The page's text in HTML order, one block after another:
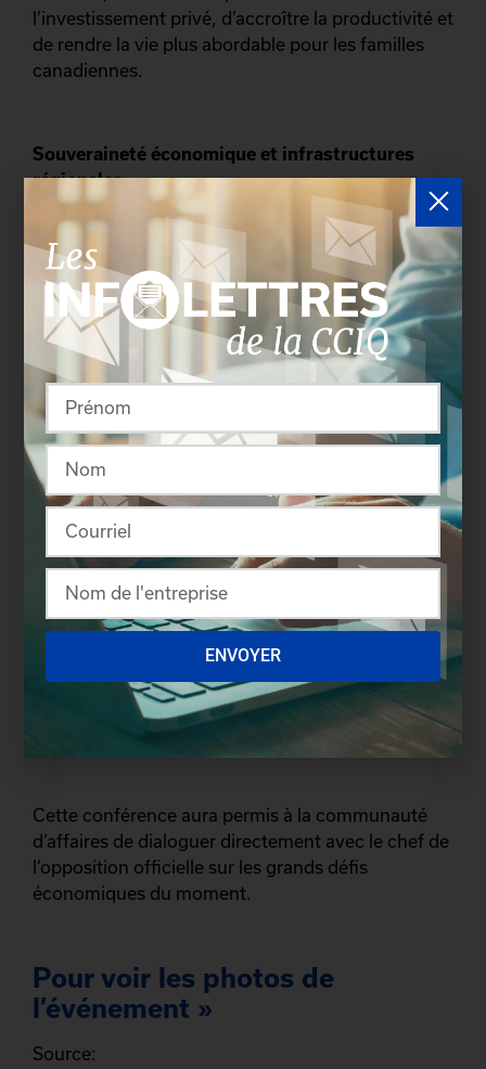
l’investissement privé, d’accroître la productivité et
de rendre la vie plus abordable pour les familles
canadiennes.
Souveraineté économique et infrastructures
régionales
Le chef de l’opposition officielle a insisté sur la
nécessité de renforcer la souveraineté
économique du pays.
Il a notamment exprimé son appui à :
au Port de Québec, essentiel pour diversifier
les exportations ;
le développement de l’industrie de la
défense, en valorisant le contenu local et les
retombées régionales, notamment au
d’expertise comme l’INO et le secteur de
l’optique-photonique, qui contribuent à
l’innovation et à la compétitivité dans ce
domaine stratégique ;
des investissements accrus dans les
international de Québec, qui jouent un rôle
clé dans la connectivité et le développement
Cette conférence aura permis à la communauté
d’affaires de dialoguer directement avec le chef de
l’opposition officielle sur les grands défis
économiques du moment.
Pour voir les photos de
l’événement »
Source:
ENVOYER